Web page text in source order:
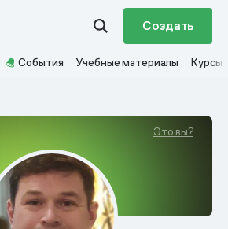
Создать
События Учебные материалы Курсы
Это вы?